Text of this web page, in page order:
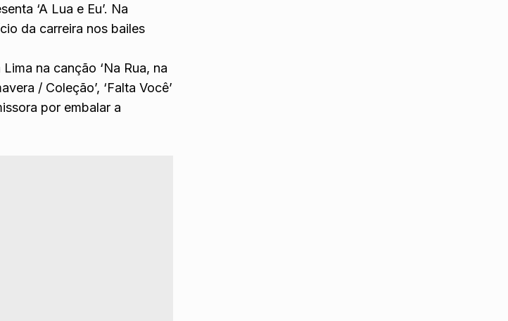
‘A Lua e Eu’. Na
da carreira nos bailes
na canção ‘Na Rua, na
/ Coleção’, ‘Falta Você’
por embalar a